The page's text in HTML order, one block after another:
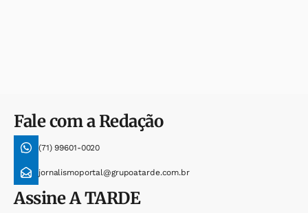
Fale com a Redação
(71) 99601-0020
jornalismoportal@grupoatarde.com.br
AssineA TARDE